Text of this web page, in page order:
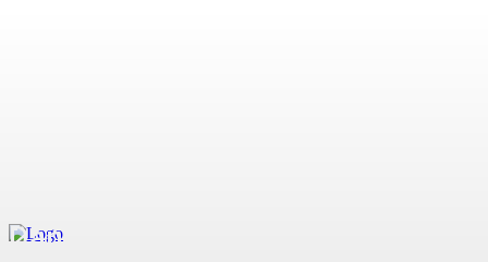
Danna Paola pide ayuda al